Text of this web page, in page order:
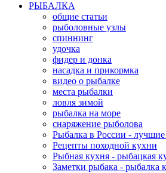
РЫБАЛКА
общие статьи
рыболовные узлы
спиннинг
удочка
фидер и донка
насадка и прикормка
видео о рыбалке
места рыбалки
ловля зимой
рыбалка на море
снаряжение рыболова
Рыбалка в России - лучшие
Рецепты походной кухни
Рыбная кухня - рыбацкая
Заметки рыбака - рыбалка